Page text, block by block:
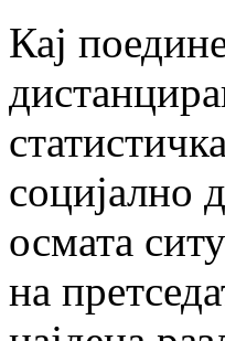
Кај
социјално
осмата
на